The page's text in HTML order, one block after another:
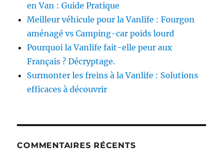
en Van : Guide Pratique
Meilleur véhicule pour la Vanlife : Fourgon
aménagé vs Camping-car poids lourd
Pourquoi la Vanlife fait-elle peur aux
Français ? Décryptage.
Surmonter les freins à la Vanlife : Solutions
efficaces à découvrir
COMMENTAIRES RÉCENTS